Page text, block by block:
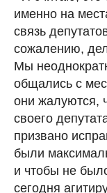
именно на
связь
сожалению,
Мы
общались с
они жалуются,
своего
призвано
были
и чтобы не
сегодня